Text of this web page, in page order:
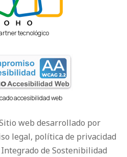
tecnológico
accesibilidad web
web desarrollado por
legal, política de privacidad
de Sostenibilidad